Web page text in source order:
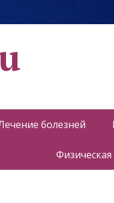
болезней